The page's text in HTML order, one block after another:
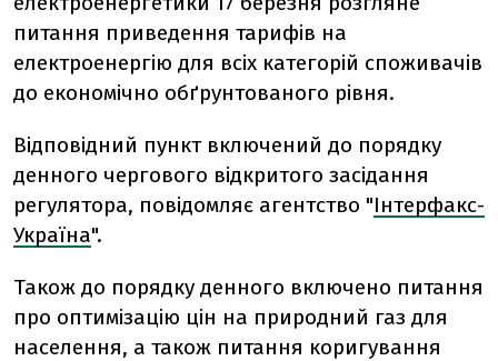
питання приведення тарифів на
електроенергію для всіх категорій споживачів
до економічно обґрунтованого рівня.
Відповідний пункт включений до порядку
денного чергового відкритого засідання
регулятора, повідомляє агентство "Інтерфакс-
Україна".
Також до порядку денного включено питання
про оптимізацію цін на природний газ для
населення, а також питання коригування